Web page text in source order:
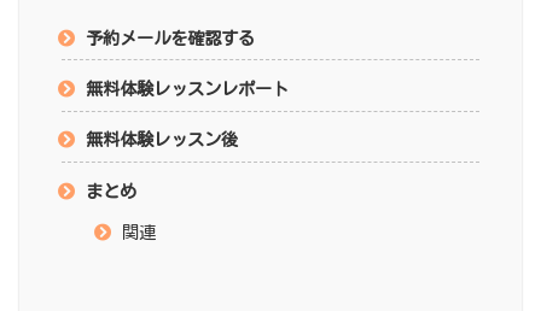
予約メールを確認する
無料体験レッスンレポート
無料体験レッスン後
まとめ
関連